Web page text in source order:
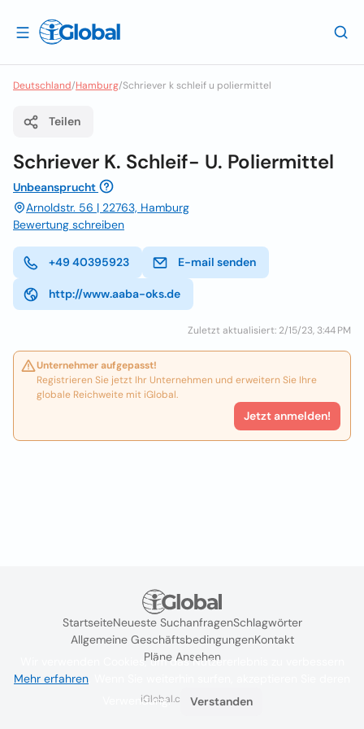
Deutschland/Hamburg/Schriever k schleif u poliermittel
Teilen
Schriever K. Schleif- U. Poliermittel
Unbeansprucht
Arnoldstr. 56 | 22763, Hamburg
Bewertung schreiben
+49 40395923 E-mail senden
http://www.aaba-oks.de
Zuletzt aktualisiert: 2/15/23, 3:44 PM
Unternehmer aufgepasst!
Registrieren Sie jetzt Ihr Unternehmen und erweitern Sie Ihre
globale Reichweite mit iGlobal.
Jetzt anmelden!
StartseiteNeueste SuchanfragenSchlagwörter
Allgemeine GeschäftsbedingungenKontakt
Pläne Ansehen
iGlobal.co @ 2024
Wir verwenden Cookies, um das Nutzererlebnis zu verbessern
Mehr erfahren
Verwendung.
Verstanden